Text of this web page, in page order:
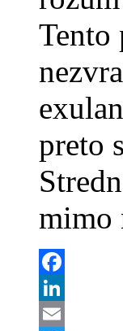
preto
mimo
Facebook
LinkedIn